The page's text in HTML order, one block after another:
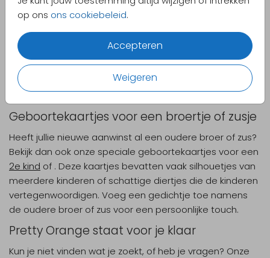
op ons ons cookiebeleid.
Accepteren
Weigeren
geboortekaartjes die je helemaal
zelf kunt maken
perfect voor jou! Bedenk zelf de teksten, kies jouw
favoriete lettertype en ontwerp het kaartje precies
zoals jij wilt. Het is eenvoudig en snel: bestel nu en je
hebt je geboortekaartjes binnen no-time in huis. Neem
ook een kijkje bij de
populaire geboortekaarten
extra inspiratie!
Geboortekaartjes voor een broertje of zusje
Heeft jullie nieuwe aanwinst al een oudere broer of zus?
Bekijk dan ook onze speciale geboortekaartjes voor een
2e kind of . Deze kaartjes bevatten vaak silhouetjes van
meerdere kinderen of schattige diertjes die de kinderen
vertegenwoordigen. Voeg een gedichtje toe namens
de oudere broer of zus voor een persoonlijke touch.
Pretty Orange staat voor je klaar
Kun je niet vinden wat je zoekt, of heb je vragen? Onze